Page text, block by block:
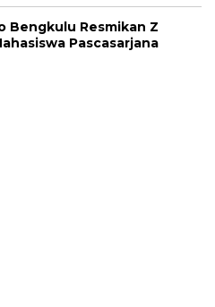
Bengkulu Resmikan Z
Pascasarjana